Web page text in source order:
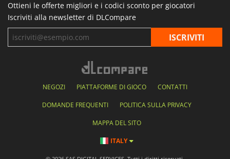
Ottieni le offerte migliori e i codici sconto per giocatori
Iscriviti alla newsletter di DLCompare
NEGOZI PIATTAFORME DI GIOCO CONTATTI
DOMANDE FREQUENTI POLITICA SULLA PRIVACY
MAPPA DEL SITO
ITALY